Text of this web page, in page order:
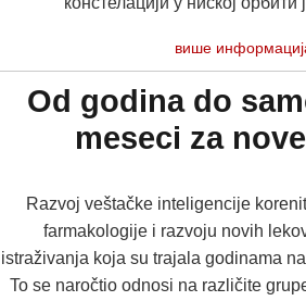
више
Od godina do
meseci za
Razvoj veštačke inteligencije
farmakologije i razvoju novih
istraživanja koja su trajala godinama
To se naročtio odnosi na različite